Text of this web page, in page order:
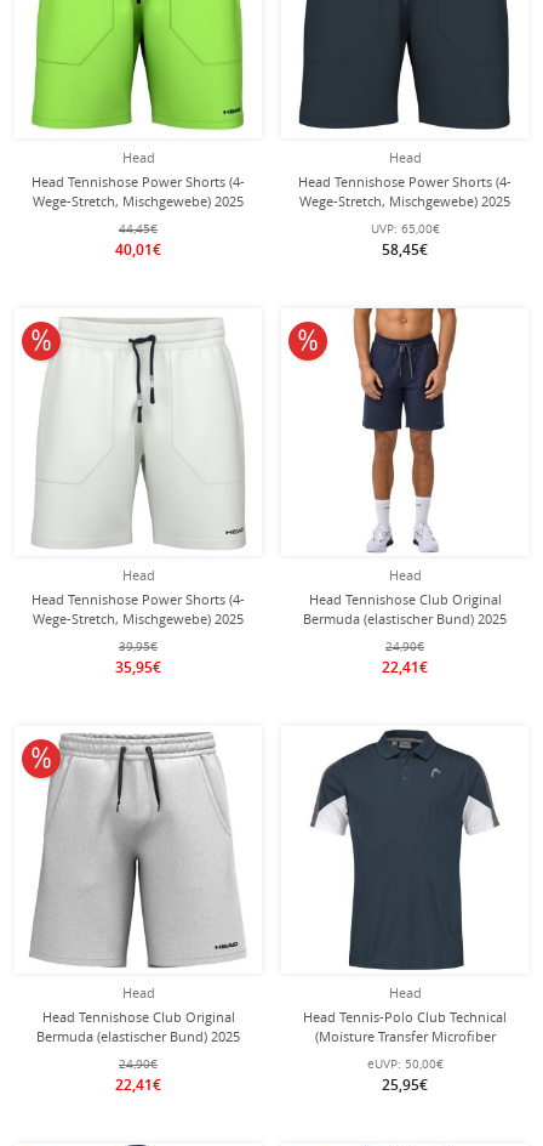
Head
Head Tennishose Power Shorts (4-
Wege-Stretch, Mischgewebe) 2025
kurz grün Herren
44,45€
40,01€
Head
Head Tennishose Power Shorts (4-
Wege-Stretch, Mischgewebe) 2025
kurz navyblau Herren
UVP: 65,00€
58,45€
Head
Head Tennishose Power Shorts (4-
Wege-Stretch, Mischgewebe) 2025
kurz weiss Herren
39,95€
35,95€
10% reduziert
Head
Head Tennishose Club Original
Bermuda (elastischer Bund) 2025
kurz navyblau Herren
24,90€
22,41€
10% reduziert
Head
Head Tennishose Club Original
Bermuda (elastischer Bund) 2025
kurz grau Herren
24,90€
22,41€
10% reduziert
Head
Head Tennis-Polo Club Technical
(Moisture Transfer Microfiber
Technologie) navyblau Herren
eUVP: 50,00€
25,95€